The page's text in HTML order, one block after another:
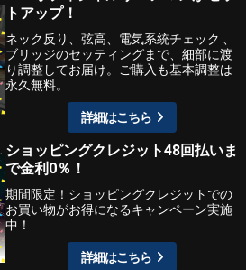
トアップ！
ネック反り、弦高、電気系統チェック 、
ブリッジのセッティングまで、細部に渡
り調整してお届け。ご購入も基本調整は
永久無料。
詳細はこちら
ショッピングクレジット48回払いま
で金利0％！
期間限定！ショッピングクレジットでの
お買い物がお得になるキャンペーン実施
中！
詳細はこちら